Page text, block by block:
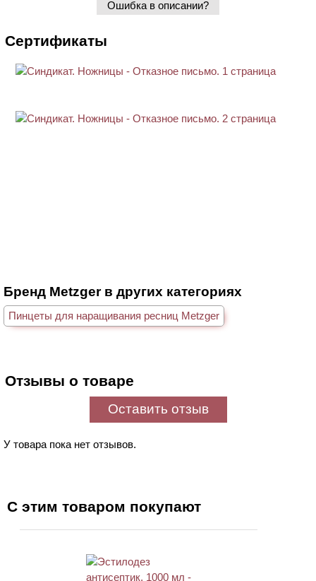
Ошибка в описании?
Сертификаты
Бренд Metzger в других категориях
Пинцеты для наращивания ресниц Metzger
Отзывы о товаре
Оставить отзыв
У товара пока нет отзывов.
С этим товаром покупают